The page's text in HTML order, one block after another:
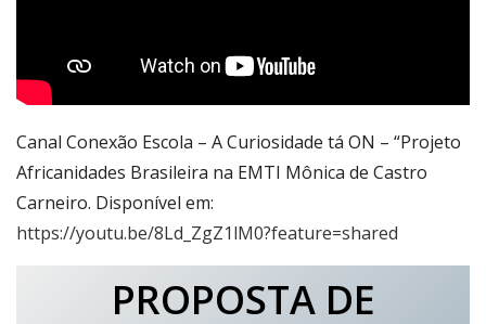
Canal Conexão Escola – A Curiosidade tá ON – “Projeto
Africanidades Brasileira na EMTI Mônica de Castro
Carneiro. Disponível em:
https://youtu.be/8Ld_ZgZ1lM0?feature=shared
PROPOSTA DE